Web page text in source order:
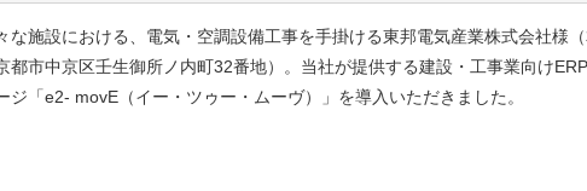
な施設における、電気・空調設備工事を手掛ける東邦電気産業株式会社様
都市中京区壬生御所ノ内町32番地）。当社が提供する建設・工事業向け
ジ「e2- movE（イー・ツゥー・ムーヴ）」を導入いただきました。